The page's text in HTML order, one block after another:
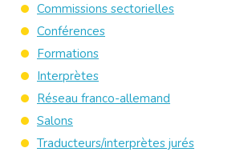
Commissions sectorielles
Conférences
Formations
Interprètes
Réseau franco-allemand
Salons
Traducteurs/interprètes jurés